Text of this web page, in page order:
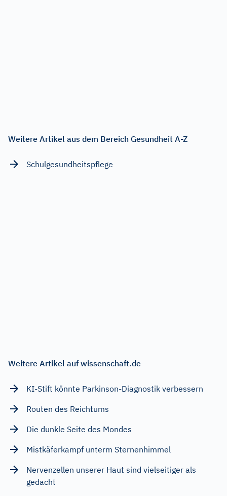
Weitere Artikel aus dem Bereich Gesundheit A-Z
Schulgesundheitspflege
Weitere Artikel auf wissenschaft.de
KI-Stift könnte Parkinson-Diagnostik verbessern
Routen des Reichtums
Die dunkle Seite des Mondes
Mistkäferkampf unterm Sternenhimmel
Nervenzellen unserer Haut sind vielseitiger als
gedacht